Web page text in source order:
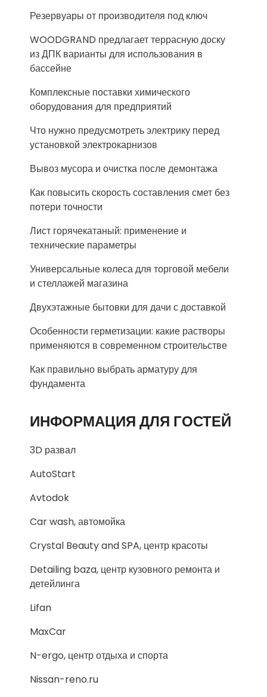
Резервуары от производителя под ключ
WOODGRAND предлагает террасную доску
из ДПК варианты для использования в
бассейне
Комплексные поставки химического
оборудования для предприятий
Что нужно предусмотреть электрику перед
установкой электрокарнизов
Вывоз мусора и очистка после демонтажа
Как повысить скорость составления смет без
потери точности
Лист горячекатаный: применение и
технические параметры
Универсальные колеса для торговой мебели
и стеллажей магазина
Двухэтажные бытовки для дачи с доставкой
Особенности герметизации: какие растворы
применяются в современном строительстве
Как правильно выбрать арматуру для
фундамента
ИНФОРМАЦИЯ ДЛЯ ГОСТЕЙ
3D развал
AutoStart
Avtodok
Car wash, автомойка
Crystal Beauty and SPA, центр красоты
Detailing baza, центр кузовного ремонта и
детейлинга
Lifan
MaxCar
N-ergo, центр отдыха и спорта
Nissan-reno.ru